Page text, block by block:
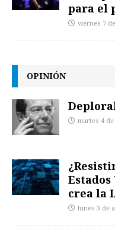
para el
viernes 7
OPINIÓN
martes 4
crea la
lunes 3 de